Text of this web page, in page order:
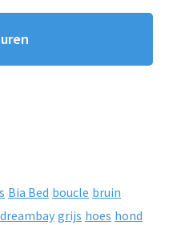
Bia Bed boucle bruin
dreambay grijs hoes hond